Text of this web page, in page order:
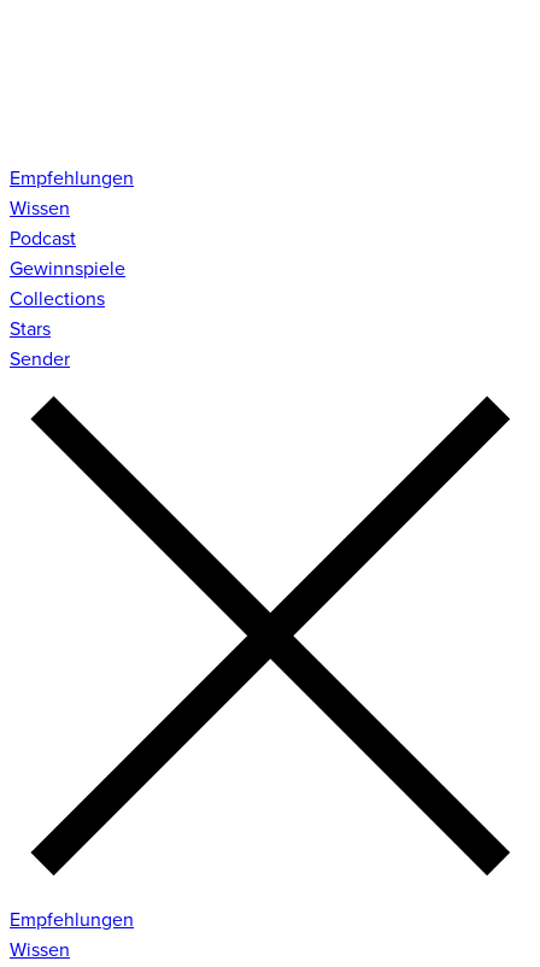
Empfehlungen
Wissen
Podcast
Gewinnspiele
Collections
Stars
Sender
Empfehlungen
Wissen